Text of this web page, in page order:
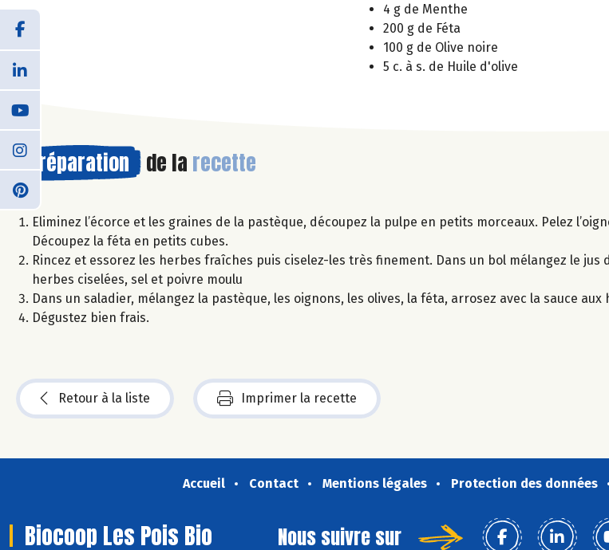
4 g de Menthe
200 g de Féta
100 g de Olive noire
5 c. à s. de Huile d'olive
Préparation de la recette
Eliminez l’écorce et les graines de la pastèque, découpez la pulpe en petits morceaux. Pelez
Découpez la féta en petits cubes.
Rincez et essorez les herbes fraîches puis ciselez-les très finement. Dans un bol mélangez le jus
herbes ciselées, sel et poivre moulu
Dans un saladier, mélangez la pastèque, les oignons, les olives, la féta, arrosez avec la sauce aux
Dégustez bien frais.
Retour à la liste Imprimer la recette
Accueil Contact Mentions légales Protection des données
Biocoop Les Pois Bio Nous suivre sur